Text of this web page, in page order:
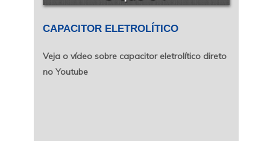
CAPACITOR ELETROLÍTICO
Veja o vídeo sobre capacitor eletrolítico direto
no Youtube